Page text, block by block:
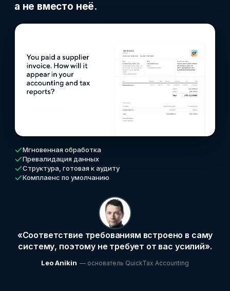
а не вместо неё.
Мгновенная обработка
Превалидация данных
Структура, готовая к аудиту
Комплаенс по умолчанию
«Соответствие требованиям встроено в саму
систему, поэтому не требует от вас усилий».
Leo Anikin — основатель QuickTax Accounting